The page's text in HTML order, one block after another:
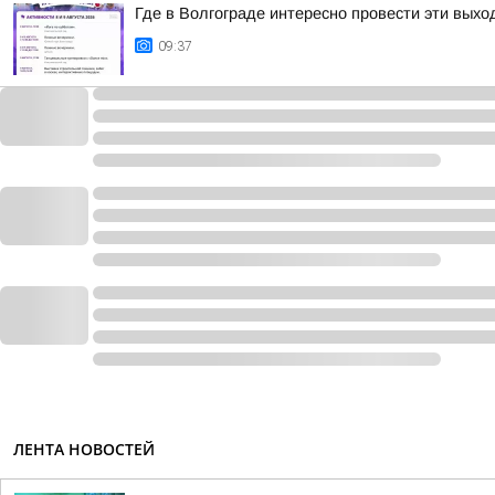
Где в Волгограде интересно провести эти
09:37
ЛЕНТА НОВОСТЕЙ